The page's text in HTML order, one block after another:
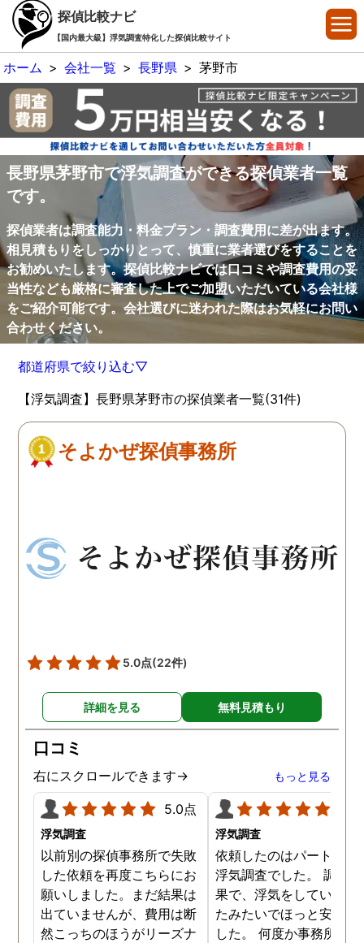
探偵比較ナビ
【国内最大級】浮気調査特化した探偵比較サイト
ホーム > 会社一覧 > 長野県 > 茅野市
長野県茅野市で浮気調査ができる探偵業者一覧
です。
探偵業者は調査能力・料金プラン・調査費用に差が出ます。
相見積もりをしっかりとって、慎重に業者選びをすることを
お勧めいたします。探偵比較ナビでは口コミや調査費用の妥
当性なども厳格に審査した上でご加盟いただいている会社様
をご紹介可能です。会社選びに迷われた際はお気軽にお問い
合わせください。
都道府県で絞り込む▽
【浮気調査】長野県茅野市の探偵業者一覧(31件)
そよかぜ探偵事務所
5.0点(22件)
詳細を見る 無料見積もり
口コミ
右にスクロールできます→ もっと見る
5.0点
浮気調査
以前別の探偵事務所で失敗
した依頼を再度こちらにお
願いしました。まだ結果は
出ていませんが、費用は断
然こっちのほうがリーズナ
浮気調査
依頼したのはパートナー
浮気調査でした。 調査
果で、浮気をしていなか
たみたいでほっと安心し
した。 何度か事務所に